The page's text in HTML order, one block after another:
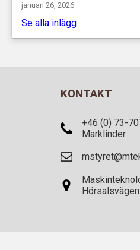
januari 26, 2026
Se alla inlägg
KONTAKT
+46 (0) 73-
Marklinder